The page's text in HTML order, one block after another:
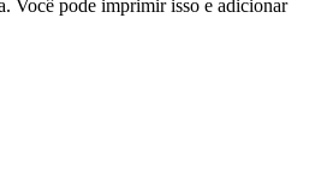
Você pode imprimir isso e adicionar